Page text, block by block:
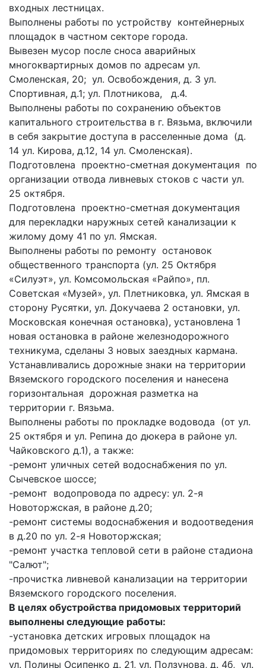
входных лестницах.
Выполнены работы по устройству контейнерных
площадок в частном секторе города.
Вывезен мусор после сноса аварийных
многоквартирных домов по адресам ул.
Смоленская, 20; ул. Освобождения, д. 3 ул.
Спортивная, д.1; ул. Плотникова, д.4.
Выполнены работы по сохранению объектов
капитального строительства в г. Вязьма, включили
в себя закрытие доступа в расселенные дома (д.
14 ул. Кирова, д.12, 14 ул. Смоленская).
Подготовлена проектно-сметная документация по
организации отвода ливневых стоков с части ул.
25 октября.
Подготовлена проектно-сметная документация
для перекладки наружных сетей канализации к
жилому дому 41 по ул. Ямская.
Выполнены работы по ремонту остановок
общественного транспорта (ул. 25 Октября
«Силуэт», ул. Комсомольская «Райпо», пл.
Советская «Музей», ул. Плетниковка, ул. Ямская в
сторону Русятки, ул. Докучаева 2 остановки, ул.
Московская конечная остановка), установлена 1
новая остановка в районе железнодорожного
техникума, сделаны 3 новых заездных кармана.
Устанавливались дорожные знаки на территории
Вяземского городского поселения и нанесена
горизонтальная дорожная разметка на
территории г. Вязьма.
Выполнены работы по прокладке водовода (от ул.
25 октября и ул. Репина до дюкера в районе ул.
Чайковского д.1), а также:
-ремонт уличных сетей водоснабжения по ул.
Сычевское шоссе;
-ремонт водопровода по адресу: ул. 2-я
Новоторжская, в районе д.20;
-ремонт системы водоснабжения и водоотведения
в д.20 по ул. 2-я Новоторжская;
-ремонт участка тепловой сети в районе стадиона
"Салют";
-прочистка ливневой канализации на территории
Вяземского городского поселения.
В целях обустройства придомовых территорий
выполнены следующие работы:
-установка детских игровых площадок на
придомовых территориях по следующим адресам:
ул. Полины Осипенко д. 21, ул. Ползунова, д. 4б, ул.